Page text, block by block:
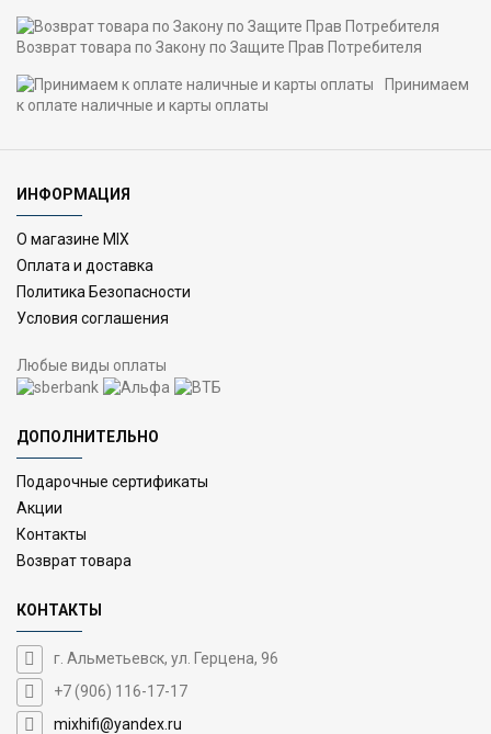
Возврат товара по Закону по Защите Прав Потребителя
Принимаем
к оплате наличные и карты оплаты
ИНФОРМАЦИЯ
О магазине MIX
Оплата и доставка
Политика Безопасности
Условия соглашения
Любые виды оплаты
ДОПОЛНИТЕЛЬНО
Подарочные сертификаты
Акции
Контакты
Возврат товара
КОНТАКТЫ
г. Альметьевск, ул. Герцена, 96
+7 (906) 116-17-17
mixhifi@yandex.ru